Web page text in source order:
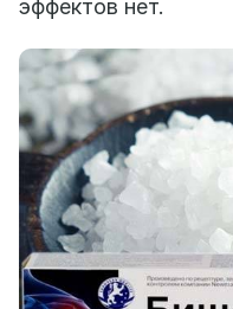
эффектов нет.